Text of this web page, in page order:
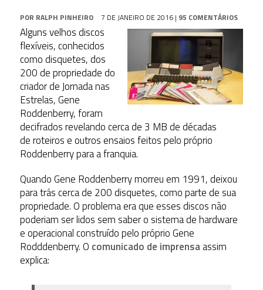
POR RALPH PINHEIRO 7 DE JANEIRO DE 2016| 95 COMENTÁRIOS
Alguns velhos discos
flexíveis, conhecidos
como disquetes, dos
200 de propriedade do
criador de Jornada nas
Estrelas, Gene
Roddenberry, foram
decifrados revelando cerca de 3 MB de décadas
de roteiros e outros ensaios feitos pelo próprio
Roddenberry para a franquia.
Quando Gene Roddenberry morreu em 1991, deixou
para trás cerca de 200 disquetes, como parte de sua
propriedade. O problema era que esses discos não
poderiam ser lidos sem saber o sistema de hardware
e operacional construído pelo próprio Gene
Rodddenberry. O comunicado de imprensaassim
explica: